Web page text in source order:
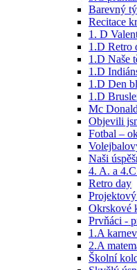
Barevný
Recitace
1. D
1.D Retro
1.D Naše
1.D
1.D Den
1.D
Mc
Objevili
Fotbal –
Naši
4. A. a
Retro day
Okrskové
Prvňáci -
1.A
2.A
Školní